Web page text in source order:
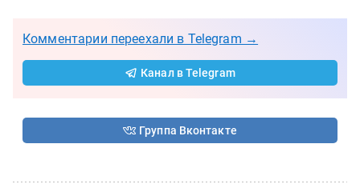
Комментарии переехали в Telegram →
Канал в Telegram
Группа Вконтакте